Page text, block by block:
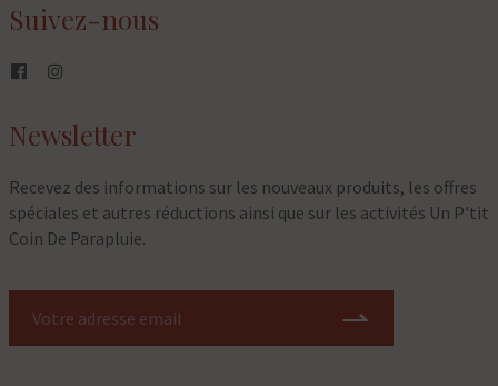
Suivez-nous
Newsletter
Recevez des informations sur les nouveaux produits, les offres
spéciales et autres réductions ainsi que sur les activités Un P'tit
Coin De Parapluie.
⇀